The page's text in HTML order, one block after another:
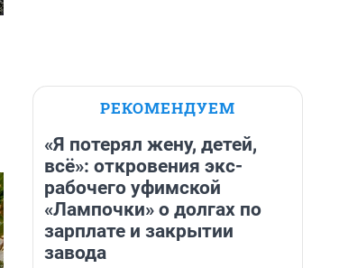
РЕКОМЕНДУЕМ
«Я потерял жену, детей,
всё»: откровения экс-
рабочего уфимской
«Лампочки» о долгах по
зарплате и закрытии
завода